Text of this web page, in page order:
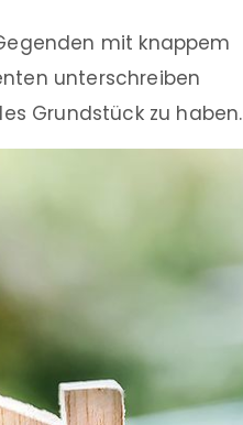
mit knappem
unterschreiben
Grundstück zu haben.